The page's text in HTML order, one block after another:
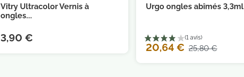
Vitry Ultracolor Vernis à
ongles...
3,90 €
Urgo ongles abîmés 3,3ml
20,64 € 25,80 €